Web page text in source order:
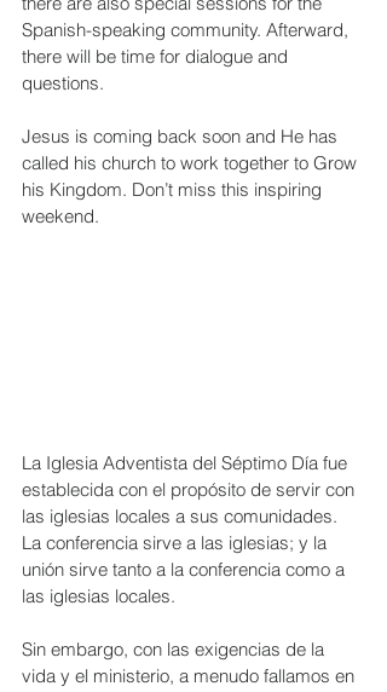
Spanish-speaking community. Afterward,
there will be time for dialogue and
questions.
Jesus is coming back soon and He has
called his church to work together to Grow
his Kingdom. Don’t miss this inspiring
weekend.
La Iglesia Adventista del Séptimo Día fue
establecida con el propósito de servir con
las iglesias locales a sus comunidades.
La conferencia sirve a las iglesias; y la
unión sirve tanto a la conferencia como a
las iglesias locales.
Sin embargo, con las exigencias de la
vida y el ministerio, a menudo fallamos en